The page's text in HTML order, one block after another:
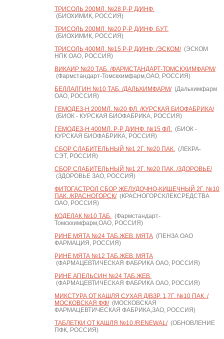
ТРИСОЛЬ 200МЛ. №28 Р-Р Д/ИНФ.
(БИОХИМИК, РОССИЯ)
ТРИСОЛЬ 200МЛ. №20 Р-Р Д/ИНФ. БУТ.
(БИОХИМИК, РОССИЯ)
ТРИСОЛЬ 400МЛ. №15 Р-Р Д/ИНФ. /ЭСКОМ/(ЭСКОМ
НПК ОАО, РОССИЯ)
ВИКАИР №20 ТАБ. /ФАРМСТАНДАРТ-ТОМСКХИМФАРМ/
(Фармстандарт-Томскхимфарм,ОАО, РОССИЯ)
БЕЛЛАЛГИН №10 ТАБ. /ДАЛЬХИМФАРМ/(Дальхимфарм
ОАО, РОССИЯ)
ГЕМОДЕЗ-Н 200МЛ. №20 ФЛ. /КУРСКАЯ БИОФАБРИКА/
(БИОК - КУРСКАЯ БИОФАБРИКА, РОССИЯ)
ГЕМОДЕЗ-Н 400МЛ. Р-Р Д/ИНФ. №15 ФЛ.(БИОК -
КУРСКАЯ БИОФАБРИКА, РОССИЯ)
СБОР СЛАБИТЕЛЬНЫЙ №1 2Г. №20 ПАК.(ЛЕКРА-
СЭТ, РОССИЯ)
СБОР СЛАБИТЕЛЬНЫЙ №1 2Г. №20 ПАК. /ЗДОРОВЬЕ/
(ЗДОРОВЬЕ ЗАО, РОССИЯ)
ФИТОГАСТРОЛ СБОР ЖЕЛУДОЧНО-КИШЕЧНЫЙ 2Г. №10
ПАК. /КРАСНОГОРСК/(КРАСНОГОРСКЛЕКСРЕДСТВА
ОАО, РОССИЯ)
КОДЕЛАК №10 ТАБ.(Фармстандарт-
Томскхимфарм,ОАО, РОССИЯ)
РИНЕ МЯТА №24 ТАБ.ЖЕВ. МЯТА(ПЕНЗА ОАО
ФАРМАЦИЯ, РОССИЯ)
РИНЕ МЯТА №12 ТАБ.ЖЕВ. МЯТА
(ФАРМАЦЕВТИЧЕСКАЯ ФАБРИКА ОАО, РОССИЯ)
РИНЕ АПЕЛЬСИН №24 ТАБ.ЖЕВ.
(ФАРМАЦЕВТИЧЕСКАЯ ФАБРИКА ОАО, РОССИЯ)
МИКСТУРА ОТ КАШЛЯ СУХАЯ Д/ВЗР. 1,7Г. №10 ПАК. /
МОСКОВСКАЯ ФФ/(МОСКОВСКАЯ
ФАРМАЦЕВТИЧЕСКАЯ ФАБРИКА,ЗАО, РОССИЯ)
ТАБЛЕТКИ ОТ КАШЛЯ №10 /RENEWAL/(ОБНОВЛЕНИЕ
ПФК, РОССИЯ)